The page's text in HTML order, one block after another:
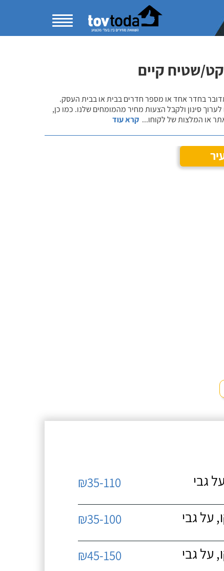
שטיח קיים
בחדר אחד או מספר חדרים בבית או בבית העסק.
סינון ולקבל הצעות מחיר מהמומחים שלנו. כמו כן,
או המלצות של לקוחו... קרא עוד
גבי
₪35-110
על גבי
₪35-100
על גבי
₪45-150